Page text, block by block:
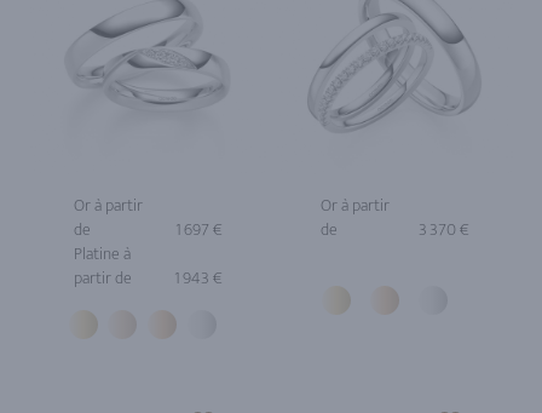
Or à partir
de
1 697 €
Platine à
partir de
1 943 €
Or à partir
de
3 370 €